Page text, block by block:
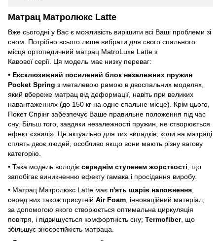
Матрац Матролюкс Latte
Вже сьогодні у Вас є можливість вирішити всі Ваші проблеми зі
сном. Потрібно всього лише вибрати для свого спального
місця ортопедичний матрац MatroLuxe Latte з
Кавової серії. Ця модель має низку переваг:
• Ексклюзивний посилений блок незалежних пружин
Pocket Spring з металевою рамою в двоспальних моделях,
який вбереже матрац від деформації, навіть при великих
навантаженнях (до 150 кг на одне спальне місце). Крім цього,
Покет Спрінг забезпечує Ваше правильне положення під час
сну. Більш того, завдяки незалежності пружин, не створюється
ефект «хвилі». Це актуально для тих випадків, коли на матраці
сплять двоє людей, особливо якщо вони мають різну вагову
категорію.
• Така модель володіє середнім ступенем жорсткості , що
запобігає виникненню ефекту гамака і просідання виробу.
• Матрац Матролюкс Latte має п'ять шарів наповнення
серед них також присутній Air Foam , інноваційний матеріал,
за допомогою якого створюється оптимальна циркуляція
повітря, і підвищується комфортність сну; Termofiber, що
збільшує зносостійкість матраца.